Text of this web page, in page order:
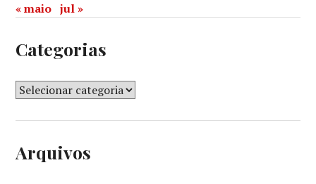
« maio jul »
Categorias
Arquivos